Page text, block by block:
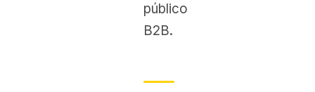
público
B2B.